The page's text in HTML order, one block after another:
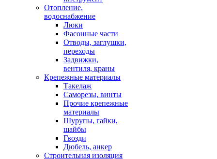
Отопление,
водоснабжение
Люки
Фасонные части
Отводы, заглушки,
переходы
Задвижки,
вентиля, краны
Крепежные материалы
Такелаж
Саморезы, винты
Прочие крепежные
материалы
Шурупы, гайки,
шайбы
Гвозди
Дюбель, анкер
Строительная изоляция